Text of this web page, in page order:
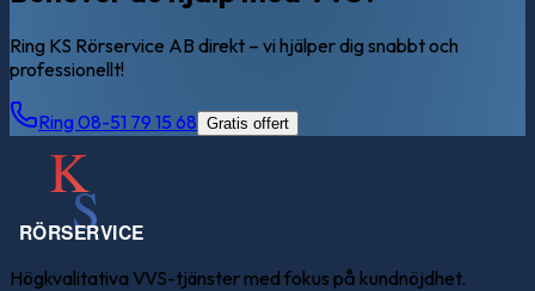
Ring KS Rörservice AB direkt – vi hjälper dig snabbt och
professionellt!
Ring 08-51 79 15 68 Gratis offert
Högkvalitativa VVS-tjänster med fokus på kundnöjdhet.